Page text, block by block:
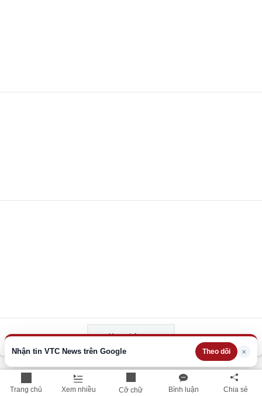
Trang chủ Xem nhiều Cỡ chữ Bình luận Chia sẻ
Nhận tin VTC News trên Google Theo dõi ×
Xem thêm
THÔNG TIN HỮU ÍCH